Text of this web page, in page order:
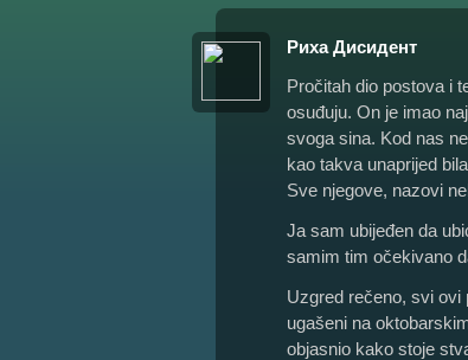
Риха Дисидент
Pročitah dio postova i
osuđuju. On je imao
svoga sina. Kod nas
kao takva unaprijed
Sve njegove, nazovi
Ja sam ubijeđen da
samim tim očekivano
Uzgred rečeno, svi ovi
ugašeni na
objasnio kako stoje